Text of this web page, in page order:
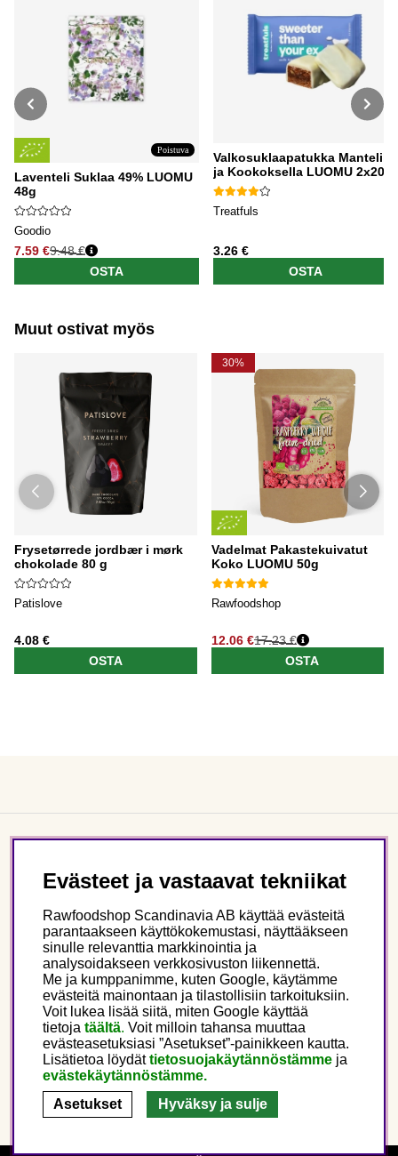
Poistuva
Laventeli Suklaa 49% LUOMU
48g
Goodio
7.59 €
Normaali hinta
9.48 €
OSTA
Valkosuklaapatukka Mantelilla
ja Kookoksella LUOMU 2x20g
Treatfuls
3.26 €
OSTA
Muut ostivat myös
Frysetørrede jordbær i mørk
chokolade 80 g
Patislove
4.08 €
OSTA
30%
Vadelmat Pakastekuivatut
Koko LUOMU 50g
Rawfoodshop
12.06 €17.23 €
OSTA
Seuraa meitä
Tämä on Rawfoodshop
Finland
Evästeet ja vastaavat tekniikat
Rawfoodshop Scandinavia AB käyttää evästeitä
parantaakseen käyttökokemustasi, näyttääkseen
sinulle relevanttia markkinointia ja
analysoidakseen verkkosivuston liikennettä.
Me ja kumppanimme, kuten Google, käytämme
evästeitä mainontaan ja tilastollisiin tarkoituksiin.
Voit lukea lisää siitä, miten Google käyttää
tietoja täältä. Voit milloin tahansa muuttaa
evästeasetuksiasi ”Asetukset”-painikkeen kautta.
Lisätietoa löydättietosuojakäytännöstämme ja
evästekäytännöstämme.
Asetukset
Hyväksy ja sulje